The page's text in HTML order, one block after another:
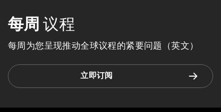
每周 议程
每周为您呈现推动全球议程的紧要问题（英文）
立即订阅